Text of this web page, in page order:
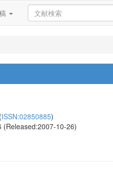
(ISSN:02850885)
10-26)